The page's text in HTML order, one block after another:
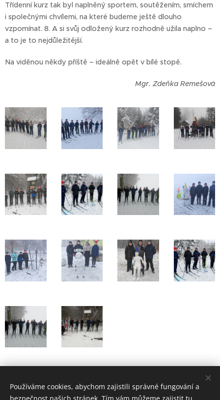
Třídenní kurz tak byl naplněný sportem, soutěžením, smíchem
i společnými chvílemi, na které budeme ještě dlouho
vzpomínat. 8. A si svůj odložený kurz rozhodně užila naplno –
a to je to nejdůležitější.
Na viděnou někdy příště – ideálně opět v bílé stopě. ❄️🎿
Mgr. Zdeňka Remešová
Lyžařský výcvikový kurz 8. A
Používáme cookies, abychom zajistili správné fungování a